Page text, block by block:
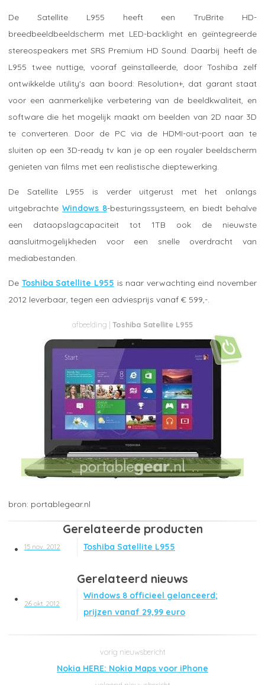
De Satellite L955 heeft een TruBrite HD-
breedbeeldbeeldscherm met LED-backlight en geïntegreerde
stereospeakers met SRS Premium HD Sound. Daarbij heeft de
L955 twee nuttige, vooraf geïnstalleerde, door Toshiba zelf
ontwikkelde utility's aan boord: Resolution+, dat garant staat
voor een aanmerkelijke verbetering van de beeldkwaliteit, en
software die het mogelijk maakt om beelden van 2D naar 3D
te converteren. Door de PC via de HDMI-out-poort aan te
sluiten op een 3D-ready tv kan je op een royaler beeldscherm
genieten van films met een realistische dieptewerking.
De Satellite L955 is verder uitgerust met het onlangs
uitgebrachte Windows 8-besturingssysteem, en biedt behalve
een dataopslagcapaciteit tot 1TB ook de nieuwste
aansluitmogelijkheden voor een snelle overdracht van
mediabestanden.
De Toshiba Satellite L955 is naar verwachting eind november
2012 leverbaar, tegen een adviesprijs vanaf € 599,-.
Toshiba Satellite L955
portablegear.nl
Gerelateerde producten
15 nov. 2012 Toshiba Satellite L955
Gerelateerd nieuws
26 okt. 2012
Windows 8 officieel gelanceerd;
prijzen vanaf 29,99 euro
Nokia HERE: Nokia Maps voor iPhone